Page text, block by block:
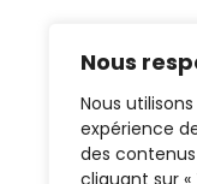
Nous
Nous
expérience
des
cliquant sur